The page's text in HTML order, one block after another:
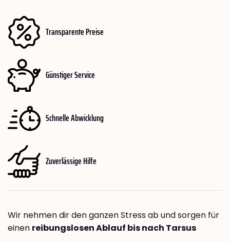
Transparente Preise
Günstiger Service
Schnelle Abwicklung
Zuverlässige Hilfe
Wir nehmen dir den ganzen Stress ab und sorgen für
einen reibungslosen Ablauf bis nach Tarsus